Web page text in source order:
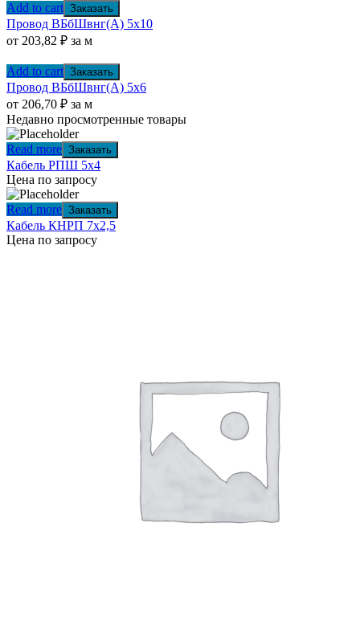
Add to cart Заказать
Провод ВБбШвнг(А) 5х10
от 203,82 ₽ за м
Add to cart Заказать
Провод ВБбШвнг(А) 5х6
от 206,70 ₽ за м
Недавно просмотренные товары
Read more Заказать
Кабель РПШ 5х4
Цена по запросу
Read more Заказать
Кабель КНРП 7х2,5
Цена по запросу